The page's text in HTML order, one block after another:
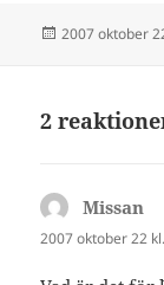
Postat
2007 oktober
2
Missan
2007 oktober 22